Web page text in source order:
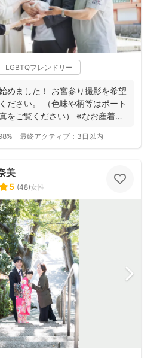
LGBTQフレンドリー
めました！ お宮参り撮影を希望
ださい。 （色味や柄等はポート
をご覧ください） ※なお産着は
最終アクティブ： 3日以内
美
5 (48)女性